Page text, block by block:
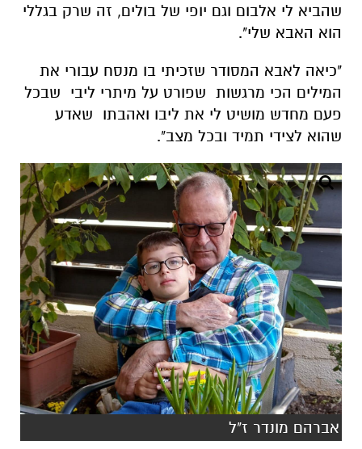
שהביא לי אלבום וגם יופי של בולים, זה שרק בגללי
הוא האבא שלי".
"כיאה לאבא המסודר שזכיתי בו מנסח עבורי את
המילים הכי מרגשות שפורט על מיתרי ליבי שבכל
פעם מחדש מושיט לי את ליבו ואהבתו שאדע
שהוא לצידי תמיד ובכל מצב".
אברהם מונדר ז"ל